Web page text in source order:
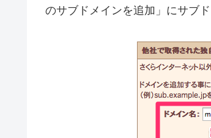
のサブドメインを追加」にサブ